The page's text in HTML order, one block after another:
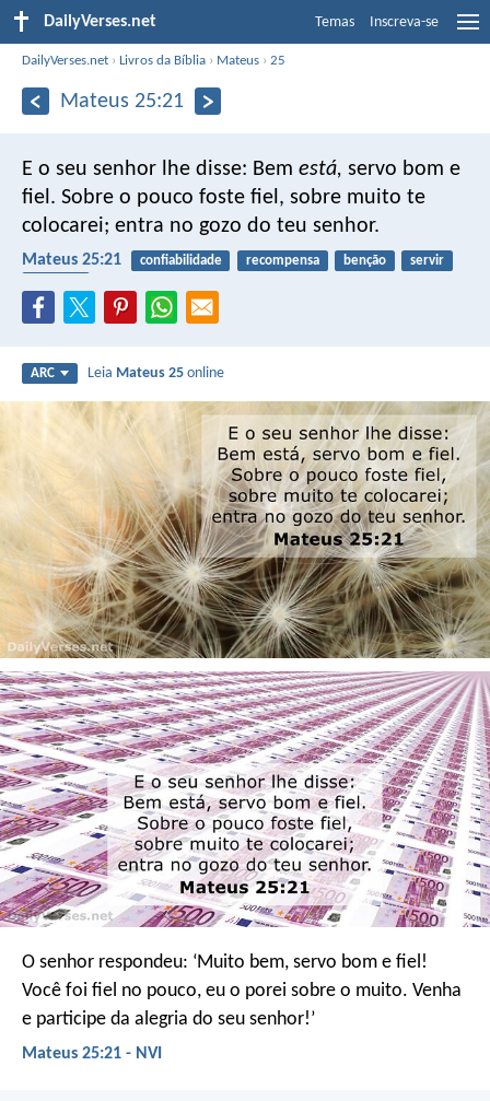
DailyVerses.net Temas Inscreva-se
DailyVerses.net ›Livros da Bíblia › Mateus ›25
Mateus 25:21
E o seu senhor lhe disse: Bem está, servo bom e
fiel. Sobre o pouco foste fiel, sobre muito te
colocarei; entra no gozo do teu senhor.
Mateus 25:21 confiabilidade recompensa benção
servir
ARC Leia Mateus 25 online
O senhor respondeu: ‘Muito bem, servo bom e fiel!
Você foi fiel no pouco, eu o porei sobre o muito. Venha
e participe da alegria do seu senhor!’
Mateus 25:21 - NVI